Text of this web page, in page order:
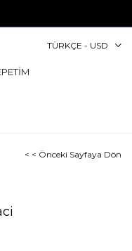
TÜRKÇE - USD
< < Önceki Sayfaya Dön